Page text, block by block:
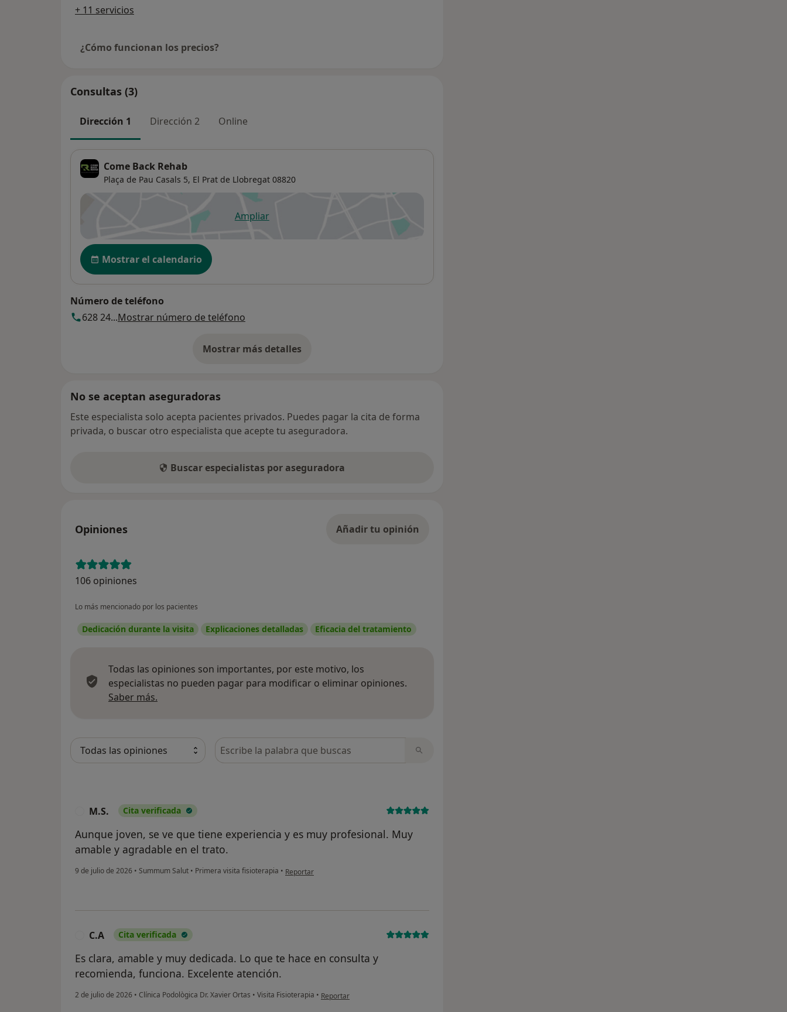
+ 11 servicios
¿Cómo funcionan los precios?
Consultas (3)
Dirección 1 Dirección 2 Online
Come Back Rehab
Plaça de Pau Casals 5, El Prat de Llobregat 08820
Ampliarse abre en una nueva pestaña
Disponibilidad
Mostrar el calendario
Número de teléfono
628 24...Mostrar número de teléfono
Mostrar más detalles
sobre la dirección
No se aceptan aseguradoras
Este especialista solo acepta pacientes privados. Puedes pagar la cita de forma
privada, o buscar otro especialista que acepte tu aseguradora.
Buscar especialistas por aseguradora
Opiniones Añadir tu opinión
106 opiniones
Lo más mencionado por los pacientes
Dedicación durante la visita Explicaciones detalladas Eficacia del tratamiento
Todas las opiniones son importantes, por este motivo, los
especialistas no pueden pagar para modificar o eliminar opiniones.
Saber más.
Busca en opiniones
M.S. Cita verificada
Aunque joven, se ve que tiene experiencia y es muy profesional. Muy
amable y agradable en el trato.
9 de julio de 2026 • Summum Salut • Primera visita fisioterapia • en opinión del usuario M.S.
Reportar
C.A Cita verificada
Es clara, amable y muy dedicada. Lo que te hace en consulta y
recomienda, funciona. Excelente atención.
2 de julio de 2026 • Clínica Podològica Dr. Xavier Ortas • Visita Fisioterapia • en opinión del usuario C.A
Reportar